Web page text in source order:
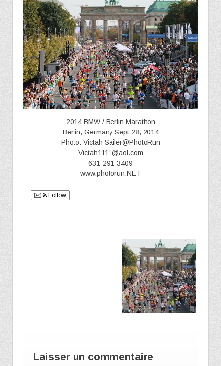
2014 BMW / Berlin Marathon
Berlin, Germany Sept 28, 2014
Photo: Victah Sailer@PhotoRun
Victah1111@aol.com
631-291-3409
www.photorun.NET
Follow
Laisser un commentaire